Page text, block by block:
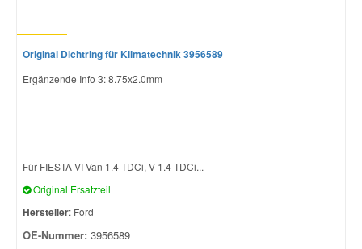
Original Dichtring für Klimatechnik 3956589
Ergänzende Info 3: 8.75x2.0mm
Für FIESTA VI Van 1.4 TDCi, V 1.4 TDCi...
Original Ersatzteil
Hersteller: Ford
OE-Nummer: 3956589